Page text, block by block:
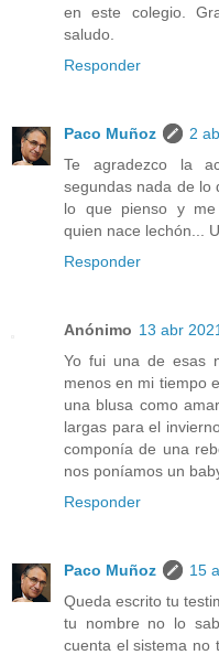
en este colegio.
saludo.
Responder
Paco Muñoz
2
Te agradezco la
segundas nada de lo
lo que pienso y me
quien nace lechón...
Responder
Anónimo 13 abr
Yo fui una de esas
menos en mi tiempo
una blusa como
largas para el
componía de una
nos poníamos un
Responder
Paco Muñoz
15
Queda escrito tu
tu nombre no lo
cuenta el sistema no